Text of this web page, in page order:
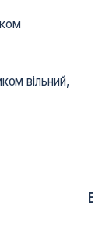
вільний,